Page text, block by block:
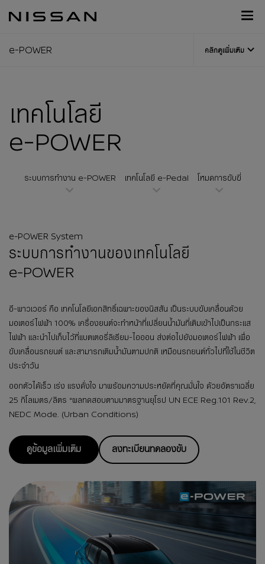
หลัก
Footer
e-POWER คลิกดูเพิ่มเติม
เทคโนโลยี
e-POWER
ระบบการทำงาน e-POWER เทคโนโลยี e-Pedal โหมดการขับขี่
e-POWER System
ระบบการทำงานของเทคโนโลยี
e-POWER
อี-พาวเวอร์ คือ เทคโนโลยีเอกสิทธิ์เฉพาะของนิสสัน เป็นระบบขับเคลื่อนด้วย
มอเตอร์ไฟฟ้า 100% เครื่องยนต์จะทำหน้าที่เปลี่ยนน้ำมันที่เติมเข้าไปเป็นกระแส
ไฟฟ้า และนำไปเก็บไว้ที่แบตเตอรี่ลิเธียม-ไอออน ส่งต่อไปยังมอเตอร์ไฟฟ้า เพื่อ
ขับเคลื่อนรถยนต์ และสามารถเติมน้ำมันตามปกติ เหมือนรถยนต์ทั่วไปที่ใช้ในชีวิต
ประจำวัน ​
ออกตัวได้เร็ว เร่ง แรงดั่งใจ มาพร้อมความประหยัดที่คุณมั่นใจ ด้วยอัตราเฉลี่ย
25 กิโลเมตร/ลิตร *ผลทดสอบตามมาตรฐานยุโรป UN ECE Reg.101 Rev.2,
NEDC Mode. (Urban Conditions)​
ดูข้อมูลเพิ่มเติม ลงทะเบียนทดลองขับ